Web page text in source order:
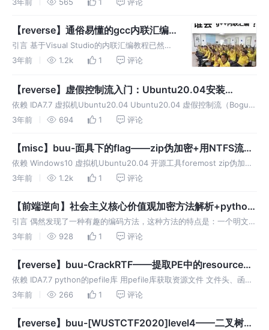
【reverse】通俗易懂的gcc内联汇编
入门+示例：实现花指令
引言 基于Visual Studio的内联汇编教程已然不
少，且质量较好。但基于gcc/g++的内联汇编教
辛酸泪！但是看到本文的你们，就不必感受那些
3年前 1.2k 1 评论
【reverse】虚假控制流入门：Ubuntu20.04安装
ollvm4.0踩坑记+用IDApython去除BCF
依赖 IDA7.7 虚拟机Ubuntu20.04 Ubuntu20.04 虚假控制流（Bogus
Control Flow，BCF），通过加入包含不透明谓词的条件跳转（也就是
3年前 694 1 评论
【misc】buu-面具下的flag——zip伪加密+用NTFS流隐
藏文件
依赖 Windows10 虚拟机Ubuntu20.04 开源工具foremost zip伪加密
+用NTFS流隐藏文件 附赠一个NTFS入门实验~
3年前 1.2k 1 评论
【前端逆向】社会主义核心价值观加密方法解析+python
版复现
引言 偶然发现了一种有趣的编码方法，这种方法的特点是：一个明文可
能得到多个密文，但一个密文可以得到唯一的明文。于是我们希望把这
3年前 928 1 评论
【reverse】buu-CrackRTF——提取PE中的resource、
rtf的固定文件头
依赖 IDA7.7 python的pefile库 用pefile库获取资源文件 文件头、函数
头拥有固定数据是常常涉及的常识
3年前 266 1 评论
【reverse】buu-[WUSTCTF2020]level4——二叉树